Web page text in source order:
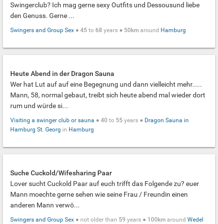
Swingerclub? Ich mag gerne sexy Outfits und Dessousund liebe
den Genuss. Gerne ...
Swingers and Group Sex ● 45 to 68 years ● 50km around Hamburg
Heute Abend in der Dragon Sauna
Wer hat Lut auf auf eine Begegnung und dann vielleicht mehr.....
Mann, 58, normal gebaut, treibt sich heute abend mal wieder dort
rum und würde si...
Visiting a swinger club or sauna ● 40 to 55 years ● Dragon Sauna in
Hamburg St. Georg in Hamburg
Suche Cuckold/Wifesharing Paar
Lover sucht Cuckold Paar auf euch trifft das Folgende zu? euer
Mann moechte gerne sehen wie seine Frau / Freundin einen
anderen Mann verwö...
Swingers and Group Sex ● not older than 59 years ● 100km around Wedel